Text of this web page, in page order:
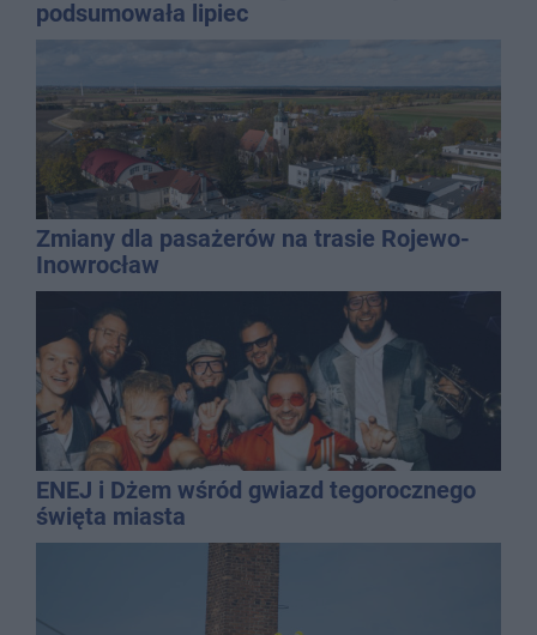
podsumowała lipiec
Zmiany dla pasażerów na trasie Rojewo-
Inowrocław
ENEJ i Dżem wśród gwiazd tegorocznego
święta miasta